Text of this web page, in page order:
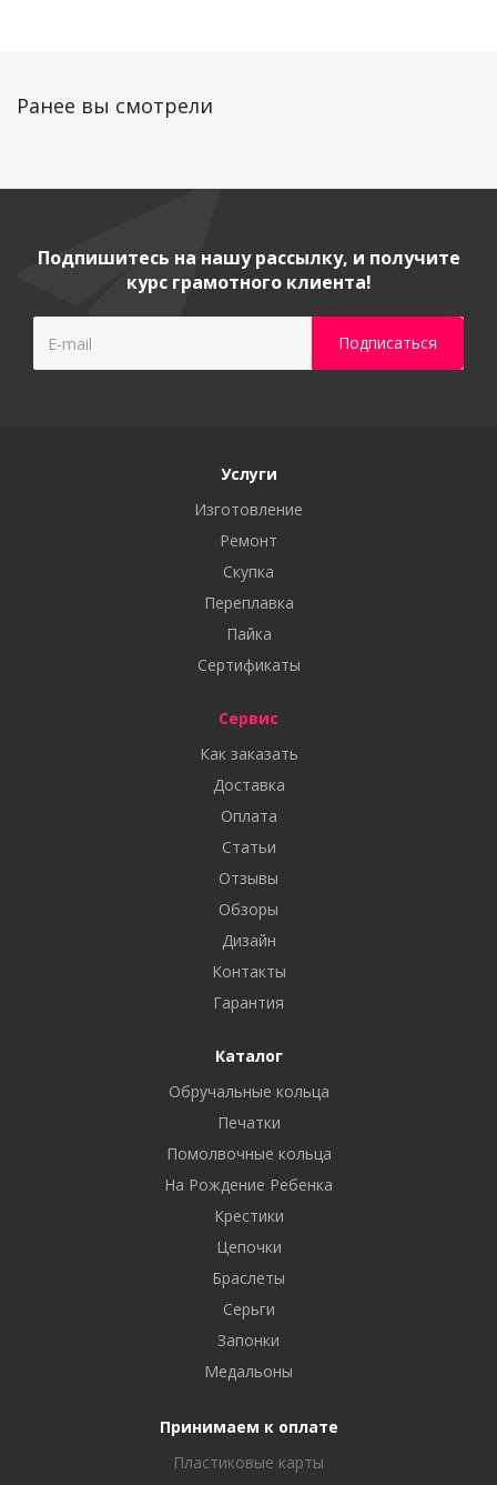
Ранее вы смотрели
Подпишитесь на нашу рассылку, и получите
курс грамотного клиента!
Услуги
Изготовление
Ремонт
Скупка
Переплавка
Пайка
Сертификаты
Сервис
Как заказать
Доставка
Оплата
Статьи
Отзывы
Обзоры
Дизайн
Контакты
Гарантия
Каталог
Обручальные кольца
Печатки
Помолвочные кольца
На Рождение Ребенка
Крестики
Цепочки
Браслеты
Серьги
Запонки
Медальоны
Принимаем к оплате
Пластиковые карты